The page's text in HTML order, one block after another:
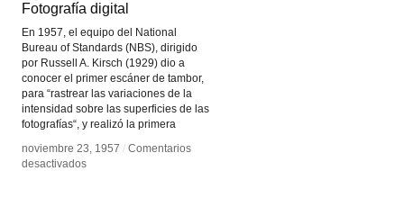
Fotografía digital
En 1957, el equipo del National
Bureau of Standards (NBS), dirigido
por Russell A. Kirsch (1929) dio a
conocer el primer escáner de tambor,
para “rastrear las variaciones de la
intensidad sobre las superficies de las
fotografías“, y realizó la primera
noviembre 23, 1957 / Comentarios
desactivadosen
Fotografía digital
noviembre 23, 1957 / Comentarios
desactivadosen